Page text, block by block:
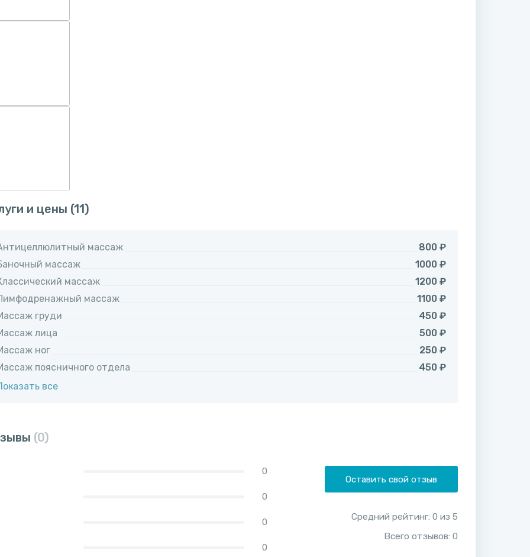
и цены (11)
массаж
800 ₽
массаж
1000 ₽
массаж
1200 ₽
массаж
1100 ₽
груди
450 ₽
лица
500 ₽
ног
250 ₽
поясничного отдела
450 ₽
все
(0)
0
0
0
0
Оставить свой отзыв
Средний рейтинг: 0 из 5
Всего отзывов: 0